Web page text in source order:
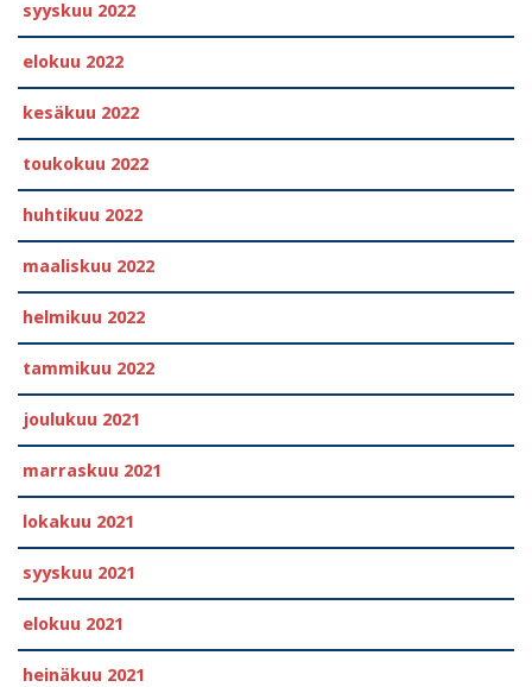
syyskuu 2022
elokuu 2022
kesäkuu 2022
toukokuu 2022
huhtikuu 2022
maaliskuu 2022
helmikuu 2022
tammikuu 2022
joulukuu 2021
marraskuu 2021
lokakuu 2021
syyskuu 2021
elokuu 2021
heinäkuu 2021